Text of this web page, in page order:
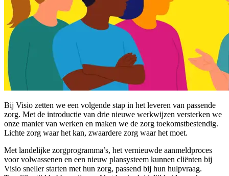
Bij Visio zetten we een volgende stap in het leveren van passende
zorg. Met de introductie van drie nieuwe werkwijzen versterken we
onze manier van werken en maken we de zorg toekomstbestendig.
Lichte zorg waar het kan, zwaardere zorg waar het moet.
Met landelijke zorgprogramma’s, het vernieuwde aanmeldproces
voor volwassenen en een nieuw plansysteem kunnen cliënten bij
Visio sneller starten met hun zorg, passend bij hun hulpvraag.